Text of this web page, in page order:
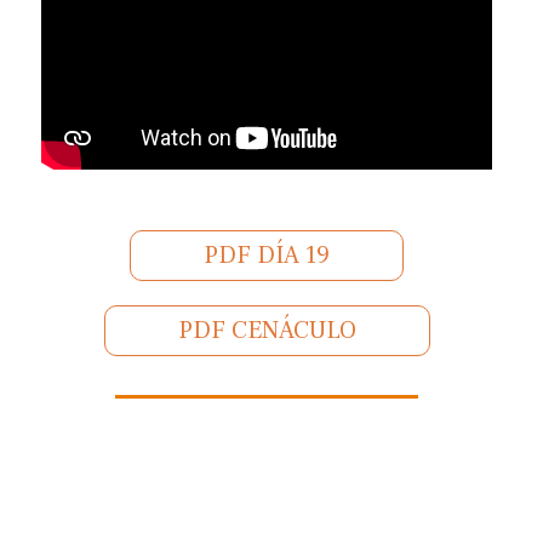
PDF DÍA 19
PDF CENÁCULO